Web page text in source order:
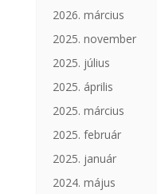
2026. március
2025. november
2025. július
2025. április
2025. március
2025. február
2025. január
2024. május